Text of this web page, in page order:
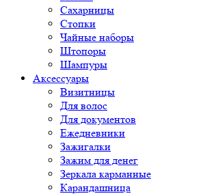
Сахарницы
Стопки
Чайные наборы
Штопоры
Шампуры
Аксессуары
Визитницы
Для волос
Для документов
Ежедневники
Зажигалки
Зажим для денег
Зеркала карманные
Карандашница